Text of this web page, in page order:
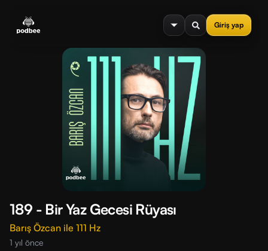
Giriş yap
menu
189 - Bir Yaz Gecesi Rüyası
Barış Özcan ile 111 Hz
1 yıl önce